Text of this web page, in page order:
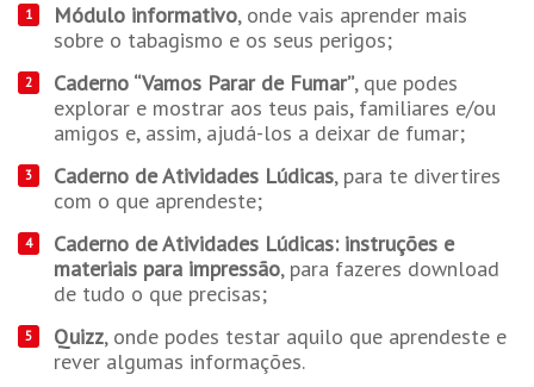
Módulo informativo, onde vais aprender mais
sobre o tabagismo e os seus perigos;
Caderno “Vamos Parar de Fumar”, que podes
explorar e mostrar aos teus pais, familiares e/ou
amigos e, assim, ajudá-los a deixar de fumar;
Caderno de Atividades Lúdicas, para te divertires
com o que aprendeste;
Caderno de Atividades Lúdicas: instruções e
materiais para impressão​, para fazeres download
de tudo o que precisas;
Quizz, onde podes testar aquilo que aprendeste e
rever algumas informações.